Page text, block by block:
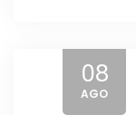
08
AGO